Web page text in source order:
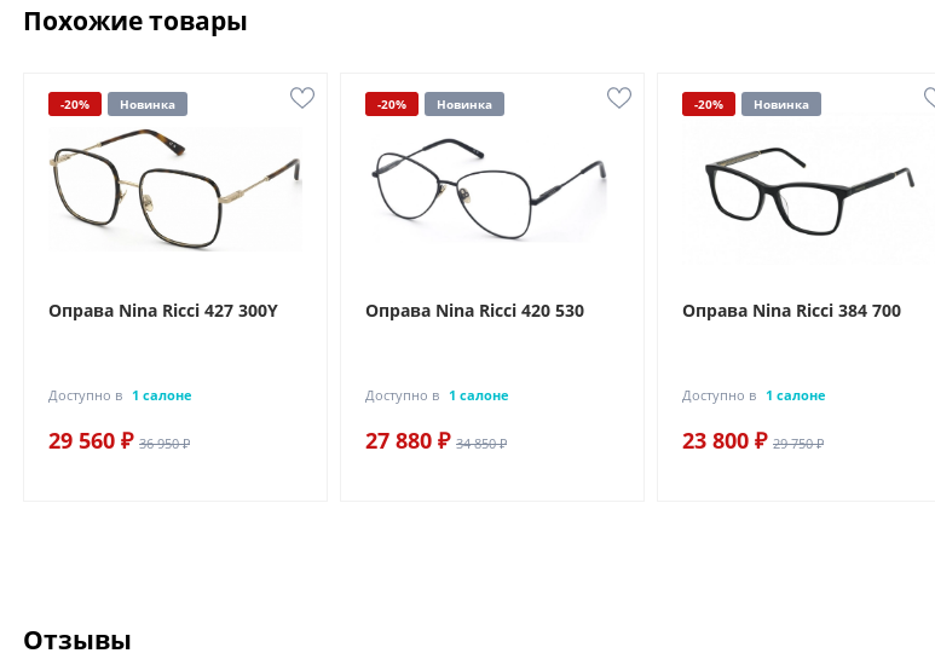
Похожие товары
-20% Новинка
Оправа Nina Ricci 427 300Y
Доступно в 1 салоне
29 560 ₽ 36 950 ₽
-20% Новинка
Оправа Nina Ricci 420 530
Доступно в 1 салоне
27 880 ₽ 34 850 ₽
-20% Новинка
Оправа Nina Ricci 384 700
Доступно в 1 салоне
23 800 ₽ 29 750 ₽
Отзывы